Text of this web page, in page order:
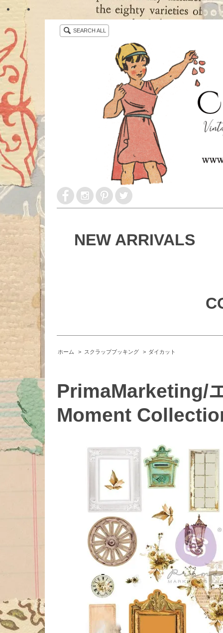
・ ・
SEARCH ALL
NEW ARRIVALS
ホーム > スクラップブッキング > ダイカット
PrimaMarketing/
Moment